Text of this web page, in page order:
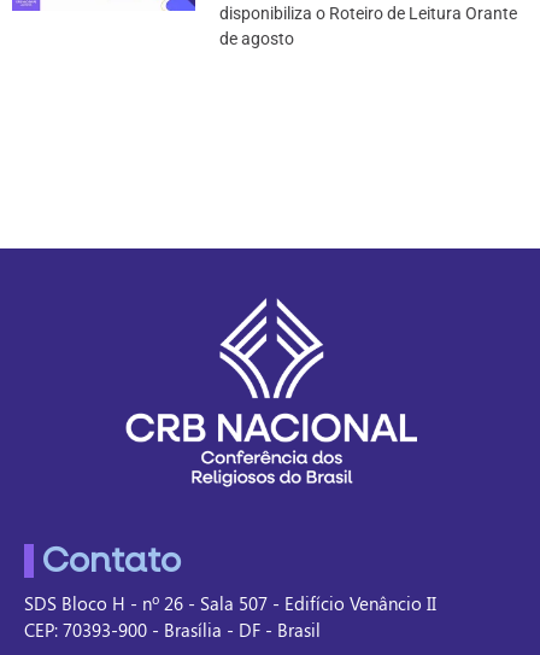
disponibiliza o Roteiro de Leitura Orante
de agosto
Contato
SDS Bloco H - nº 26 - Sala 507 - Edifício Venâncio II
CEP: 70393-900 - Brasília - DF - Brasil